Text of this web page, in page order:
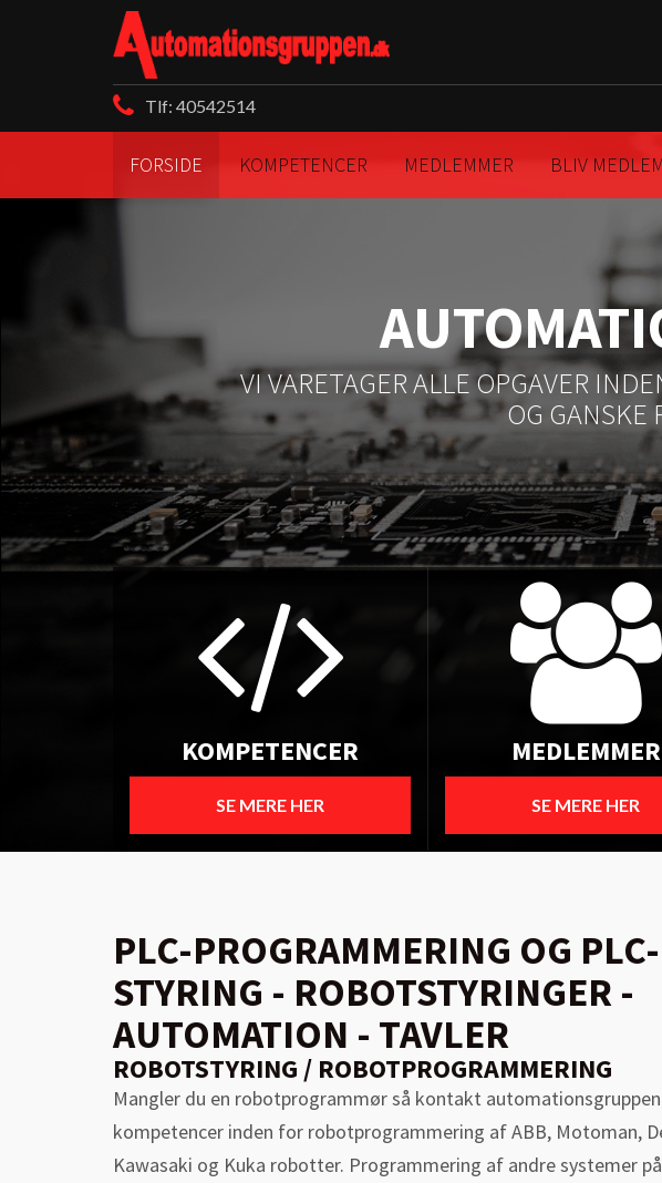
Gå til hovedindhold
Tlf: 40542514
FORSIDE KOMPETENCER MEDLEMMER BLIV MEDLEM
VI VARETAGER ALLE OPGAVER
OG GANSKE
KOMPETENCER
SE MERE HER
MEDLEMMER
SE MERE HER
PLC-PROGRAMMERING OG PLC-
STYRING - ROBOTSTYRINGER -
AUTOMATION - TAVLER
ROBOTSTYRING / ROBOTPROGRAMMERING
Mangler du en robotprogrammør så kontakt
kompetencer inden for robotprogrammering af ABB, Motoman,
Kawasaki og Kuka robotter. Programmering af andre systemer på